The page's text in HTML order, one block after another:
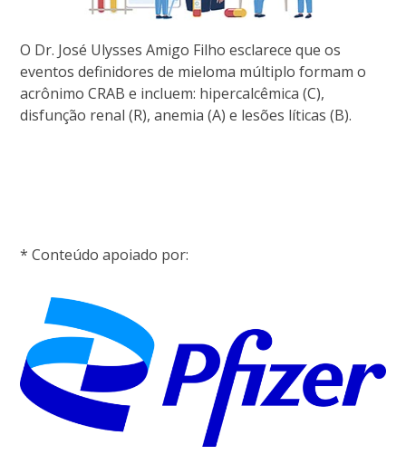
O Dr. José Ulysses Amigo Filho esclarece que os
eventos definidores de mieloma múltiplo formam o
acrônimo CRAB e incluem: hipercalcêmica (C),
disfunção renal (R), anemia (A) e lesões líticas (B).
* Conteúdo apoiado por: